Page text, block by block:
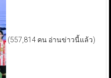
(557,814 คน อ่านข่าวนี้แล้ว)